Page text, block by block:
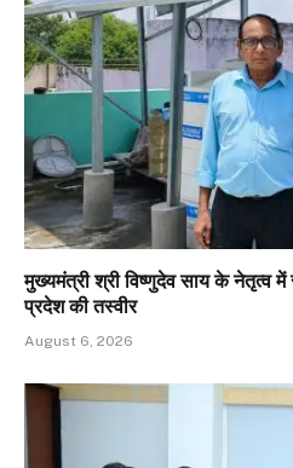
मुख्यमंत्री श्री विष्णुदेव साय के नेतृत्व में
प्रदेश की तस्वीर
August 6, 2026